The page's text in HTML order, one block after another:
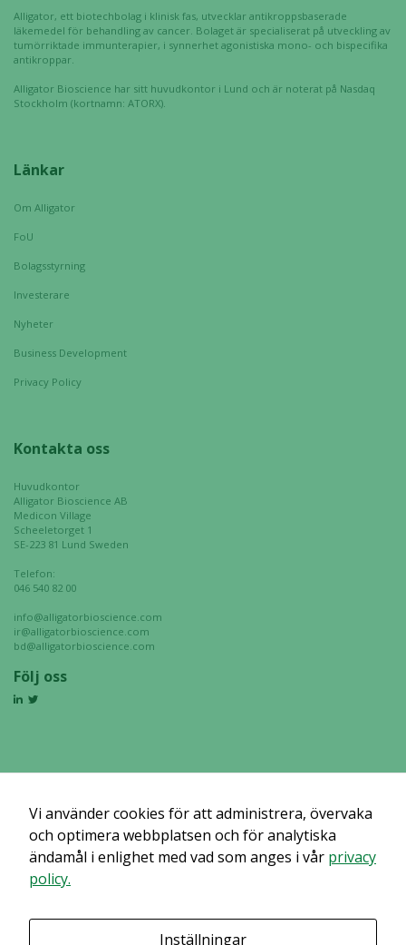
Alligator, ett biotechbolag i klinisk fas, utvecklar antikroppsbaserade
läkemedel för behandling av cancer. Bolaget är specialiserat på utveckling av
tumörriktade immunterapier, i synnerhet agonistiska mono- och bispecifika
antikroppar.
Alligator Bioscience har sitt huvudkontor i Lund och är noterat på Nasdaq
Stockholm (kortnamn: ATORX).
Länkar
Om Alligator
FoU
Bolagsstyrning
Investerare
Nyheter
Business Development
Privacy Policy
Kontakta oss
Huvudkontor
Alligator Bioscience AB
Medicon Village
Scheeletorget 1
SE-223 81 Lund Sweden
Telefon:
046 540 82 00
info@alligatorbioscience.com
ir@alligatorbioscience.com
bd@alligatorbioscience.com
Följ oss
Vi använder cookies för att administrera, övervaka
och optimera webbplatsen och för analytiska
ändamål i enlighet med vad som anges i vår privacy
policy.
Inställningar
kommer viss
funktionalitet
att försvinna
hemsidan.